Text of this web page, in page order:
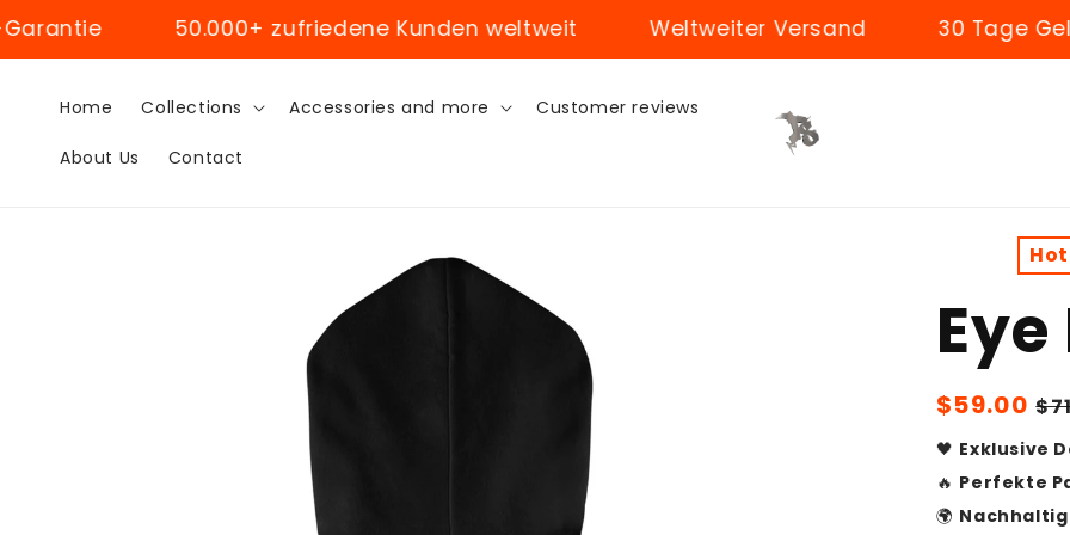
Skip to
content50.000+ zufriedene Kunden weltweit Weltweiter Versand 30 Tage Geld-
Home Collections Accessories and more Customer reviews
About Us Contact
Sale
price
$59.00
🖤 Exklusive
🔥 Perfekte
🌍